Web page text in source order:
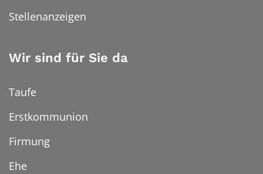
Stellenanzeigen
Wir sind für Sie da
Taufe
Erstkommunion
Firmung
Ehe